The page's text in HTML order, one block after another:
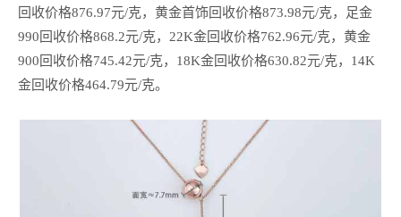
回收价格876.97元/克，黄金首饰回收价格873.98元/克，足金
990回收价格868.2元/克，22K金回收价格762.96元/克，黄金
900回收价格745.42元/克，18K金回收价格630.82元/克，14K
金回收价格464.79元/克。